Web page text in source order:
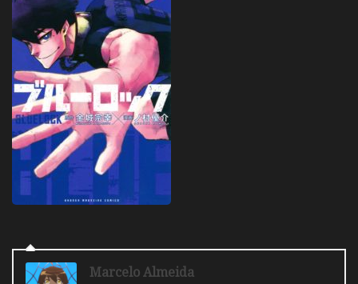
Marcelo Almeida